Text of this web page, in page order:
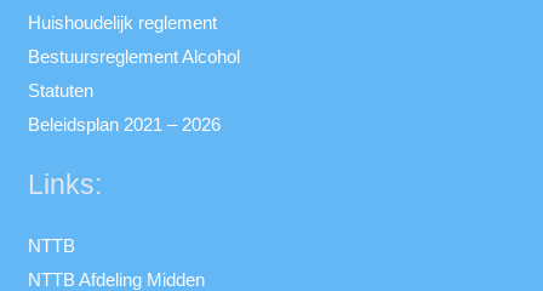
Huishoudelijk reglement
Bestuursreglement Alcohol
Statuten
Beleidsplan 2021 – 2026
Links:
NTTB
NTTB Afdeling Midden